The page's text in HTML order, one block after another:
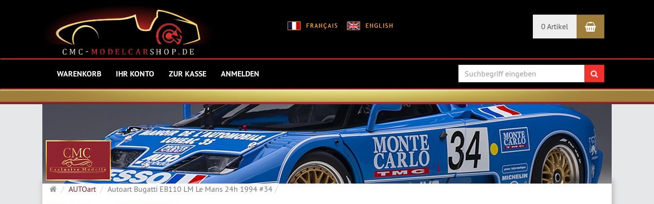
0 Artikel Warenkorb
WARENKORB IHR KONTO ZUR KASSE ANMELDEN
Startseite
AUTOart Autoart Bugatti EB110 LM Le Mans 24h 1994 #34